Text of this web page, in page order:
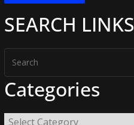
SEARCH LINKS
Categories